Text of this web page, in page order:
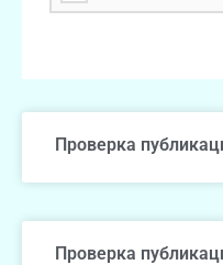
Проверка
Проверка